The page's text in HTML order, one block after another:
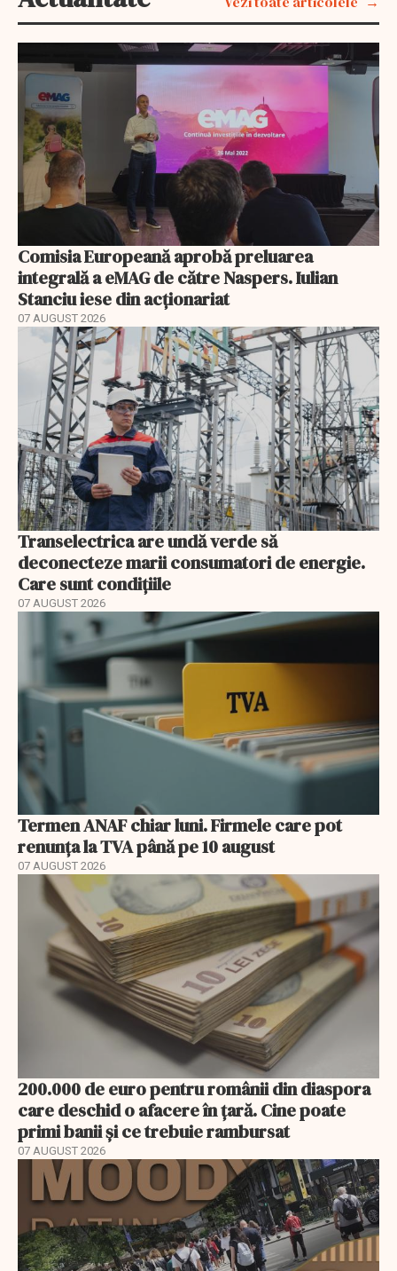
Comisia Europeană aprobă preluarea
integrală a eMAG de către Naspers. Iulian
Stanciu iese din acționariat
07 AUGUST 2026
Transelectrica are undă verde să
deconecteze marii consumatori de energie.
Care sunt condițiile
07 AUGUST 2026
Termen ANAF chiar luni. Firmele care pot
renunța la TVA până pe 10 august
07 AUGUST 2026
200.000 de euro pentru românii din diaspora
care deschid o afacere în țară. Cine poate
primi banii și ce trebuie rambursat
07 AUGUST 2026